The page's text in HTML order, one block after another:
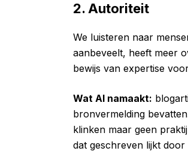
2. Autoriteit
We luisteren naar
aanbeveelt, heeft meer
bewijs van expertise
Wat AI namaakt:
bronvermelding
klinken maar geen
dat geschreven lijkt